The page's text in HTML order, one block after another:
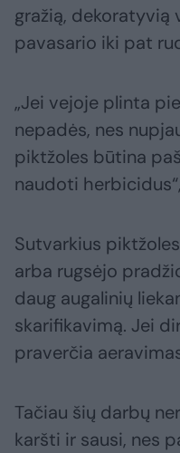
gražią, dekoratyvią
pavasario iki pat
„Jei vejoje plinta
nepadės, nes
piktžoles būtina
naudoti
Sutvarkius
arba rugsėjo
daug augalinių
skarifikavimą. Jei
praverčia
Tačiau šių darbų
karšti ir sausi, nes